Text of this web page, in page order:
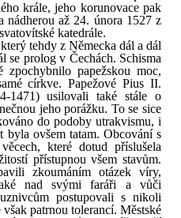
krále, jeho korunovace pak
nádherou až 24. února 1527 z
katedrále.
tehdy z Německa dál a dál
se prolog v Čechách. Schisma
papežskou moc,
církve. Papežové Pius II.
1471) usilovali také stále o
jeho porážku. To se sice
do podoby utrakvismu, i
byla ovšem tatam. Obcování s
které dotud příslušela
přístupnou všem stavům.
zkoumáním otázek víry,
nad svými faráři a vůči
postupovali s nikoli
patrnou tolerancí. Městské